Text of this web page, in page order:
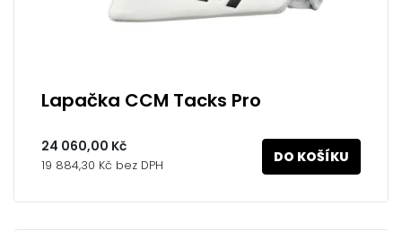
Lapačka CCM Tacks Pro
24 060,00 Kč
19 884,30 Kč bez DPH DO KOŠÍKU